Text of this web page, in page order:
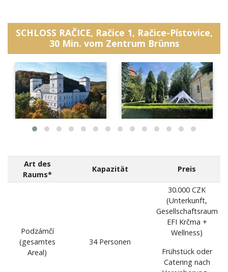
SCHLOSS RAČICE, Račice 1, Račice-Pístovice,
30 Min. vom Zentrum Brünns
Art des
Raums*
Kapazität Preis
Podzámčí
(gesamtes
Areal)
34 Personen
30.000 CZK
(Unterkunft,
Gesellschaftsraum
EFI Krčma +
Wellness)
Frühstück oder
Catering nach